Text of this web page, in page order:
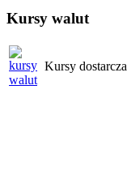
Kursy walut
Kursy dostarcza